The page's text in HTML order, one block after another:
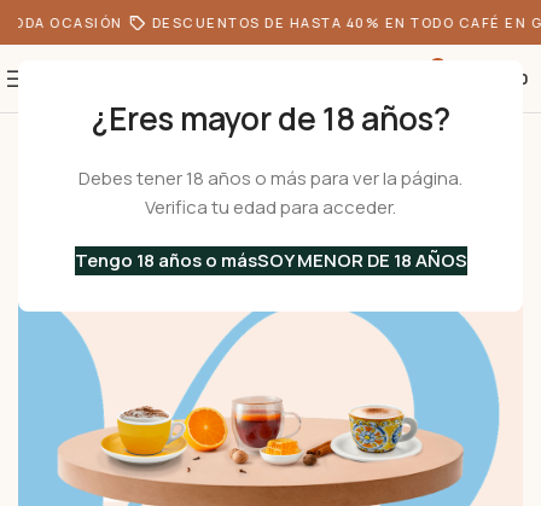
¿Eres mayor de 18 años?
Debes tener 18 años o más para ver la página.
Verifica tu edad para acceder.
Tengo 18 años o másSOY MENOR DE 18 AÑOS
OCASIÓN DESCUENTOS DE HASTA 40% EN TODO CAFÉ EN
0.00
Para Capuchino
porcelana y vidrio 100% italianos a los mejores precios.